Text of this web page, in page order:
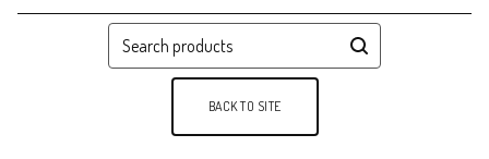
Search
products
BACK TO SITE